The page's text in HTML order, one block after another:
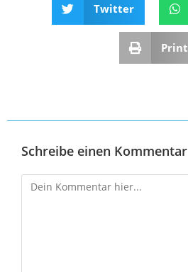
Twitter
Print
Schreibe einen Kommentar